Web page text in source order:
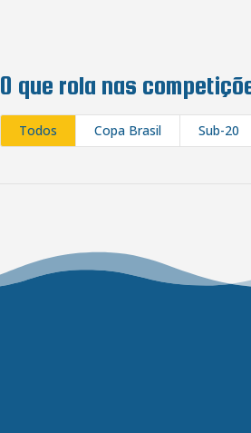
O que rola nas
Todos Copa Brasil Sub-20